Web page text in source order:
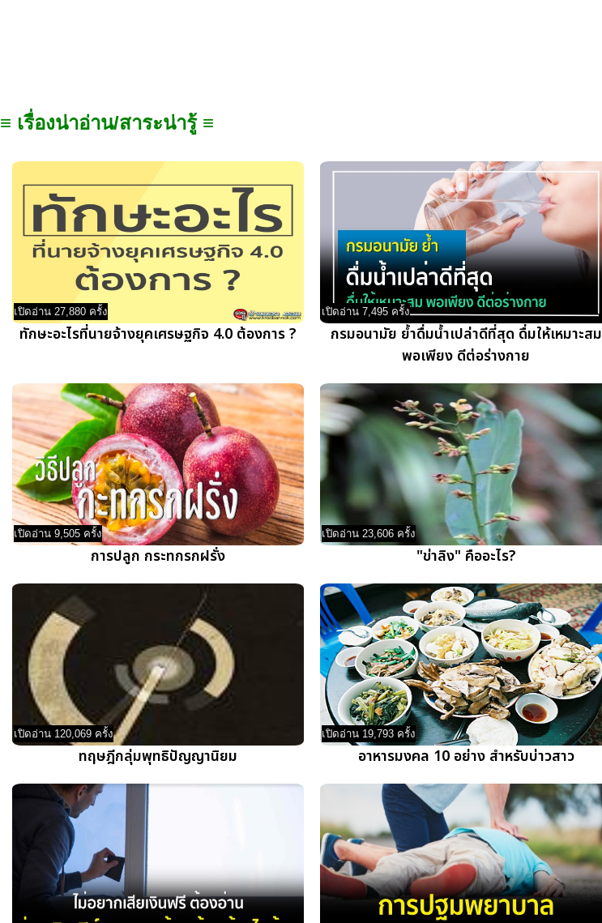
≡ เรื่องน่าอ่าน/สาระน่ารู้ ≡
เปิดอ่าน 27,880 ครั้ง
ทักษะอะไรที่นายจ้างยุคเศรษฐกิจ 4.0 ต้องการ ?
เปิดอ่าน 7,495 ครั้ง
กรมอนามัย ย้ำดื่มน้ำเปล่าดีที่สุด ดื่มให้เหมาะสม
พอเพียง ดีต่อร่างกาย
เปิดอ่าน 9,505 ครั้ง
การปลูก กระทกรกฝรั่ง
เปิดอ่าน 23,606 ครั้ง
"ข่าลิง" คืออะไร?
เปิดอ่าน 120,069 ครั้ง
ทฤษฎีกลุ่มพุทธิปัญญานิยม
เปิดอ่าน 19,793 ครั้ง
อาหารมงคล 10 อย่าง สำหรับบ่าวสาว